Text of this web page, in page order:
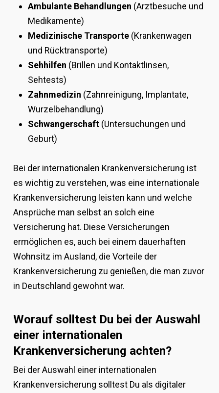
Ambulante Behandlungen (Arztbesuche und
Medikamente)
Medizinische Transporte(Krankenwagen
und Rücktransporte)
Sehhilfen (Brillen und Kontaktlinsen,
Sehtests)
Zahnmedizin (Zahnreinigung, Implantate,
Wurzelbehandlung)
Schwangerschaft (Untersuchungen und
Geburt)
Bei der internationalen Krankenversicherung ist
es wichtig zu verstehen, was eine internationale
Krankenversicherung leisten kann und welche
Ansprüche man selbst an solch eine
Versicherung hat. Diese Versicherungen
ermöglichen es, auch bei einem dauerhaften
Wohnsitz im Ausland, die Vorteile der
Krankenversicherung zu genießen, die man zuvor
in Deutschland gewohnt war.
Worauf solltest Du bei der Auswahl
einer internationalen
Krankenversicherung achten?
Bei der Auswahl einer internationalen
Krankenversicherung solltest Du als digitaler